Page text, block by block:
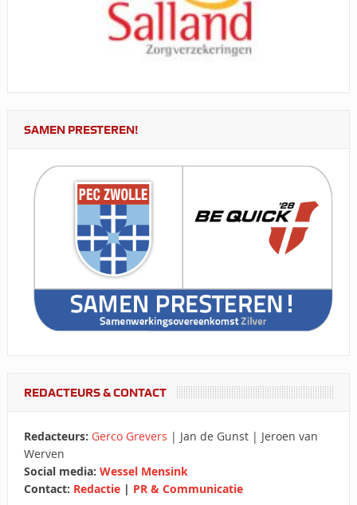
SAMEN PRESTEREN!
REDACTEURS & CONTACT
Redacteurs: Gerco Grevers | Jan de Gunst | Jeroen van
Werven
Social media: Wessel Mensink
Contact: Redactie| PR & Communicatie